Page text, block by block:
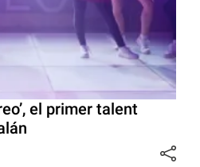
el primer talent